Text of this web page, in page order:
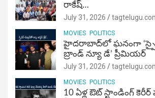
రాకేష్‌…
July 31, 2026
MOVIES POLITICS
హైదరాబాద్‌లో ఘనంగా
బ్రాండ్ న్యూ డే’ ప్రీమియర్
July 31, 2026
MOVIES POLITICS
10 ఏళ్ల ఔట్ స్టాండింగ్ కెరీర్